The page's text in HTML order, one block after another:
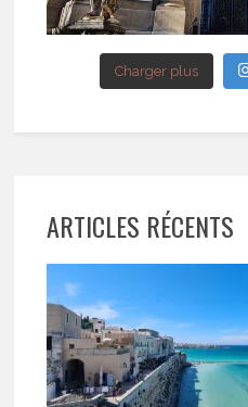
Charger plus
ARTICLES RÉCENTS